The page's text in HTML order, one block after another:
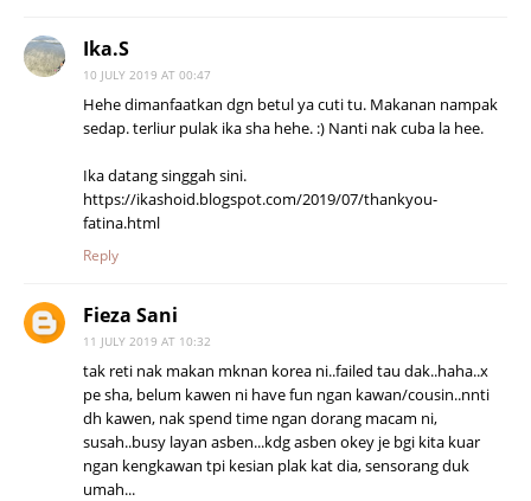
Ika.S
10 JULY 2019 AT 00:47
Hehe dimanfaatkan dgn betul ya cuti tu. Makanan nampak
sedap. terliur pulak ika sha hehe. :) Nanti nak cuba la hee.
Ika datang singgah sini.
https://ikashoid.blogspot.com/2019/07/thankyou-
fatina.html
Reply
Fieza Sani
11 JULY 2019 AT 10:32
tak reti nak makan mknan korea ni..failed tau dak..haha..x
pe sha, belum kawen ni have fun ngan kawan/cousin..nnti
dh kawen, nak spend time ngan dorang macam ni,
susah..busy layan asben...kdg asben okey je bgi kita kuar
ngan kengkawan tpi kesian plak kat dia, sensorang duk
umah...